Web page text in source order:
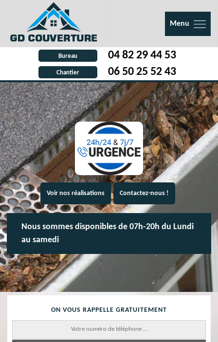
Menu
Bureau 04 82 29 44 53
Chantier 06 50 25 52 43
Voir nos réalisations Contactez-nous !
Nous sommes disponibles de 07h-20h du Lundi
au samedi
ON VOUS RAPPELLE GRATUITEMENT